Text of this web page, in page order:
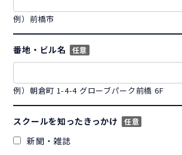
例）前橋市
番地・ビル名 任意
例）朝倉町 1-4-4 グローブパーク前橋 6F
スクールを知ったきっかけ 任意
新聞・雑誌